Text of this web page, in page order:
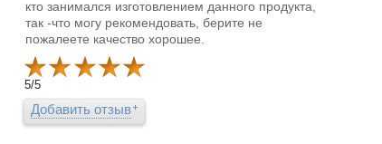
кто занимался изготовлением данного продукта,
так -что могу рекомендовать, берите не
пожалеете качество хорошее.
5/5
Добавить отзыв